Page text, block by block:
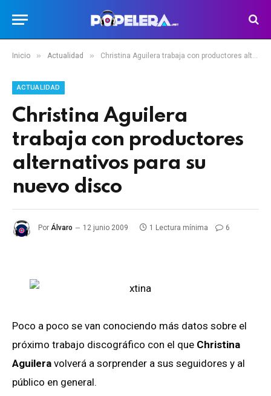
Inicio » Actualidad » Christina Aguilera trabaja con productores alternativos para su nuevo disco
ACTUALIDAD
Christina Aguilera
trabaja con productores
alternativos para su
nuevo disco
Por Álvaro 12 junio 2009 1 Lectura mínima 6
Poco a poco se van conociendo más datos sobre el
próximo trabajo discográfico con el que Christina
Aguilera volverá a sorprender a sus seguidores y al
público en general.